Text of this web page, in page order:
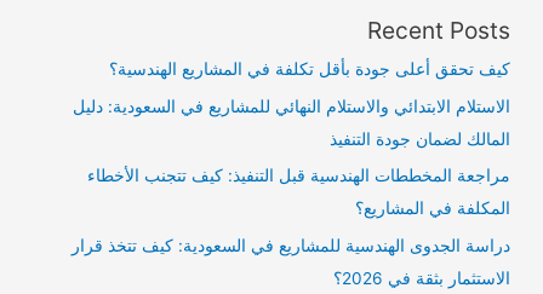
Recent Posts
كيف تحقق أعلى جودة بأقل تكلفة في المشاريع الهندسية؟
الاستلام الابتدائي والاستلام النهائي للمشاريع في السعودية: دليل
المالك لضمان جودة التنفيذ
مراجعة المخططات الهندسية قبل التنفيذ: كيف تتجنب الأخطاء
المكلفة في المشاريع؟
دراسة الجدوى الهندسية للمشاريع في السعودية: كيف تتخذ قرار
الاستثمار بثقة في 2026؟